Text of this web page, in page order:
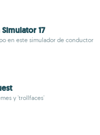
17
en este simulador de conductor
y 'trollfaces'